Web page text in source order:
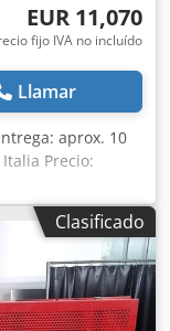
EUR 11,070
fijo IVA no incluído
Llamar
aprox. 10
Precio:
de sierra:
de sierra:
70 m/min
0° redondo:
240 mm
mm Capacidad
240 mm
Clasificado